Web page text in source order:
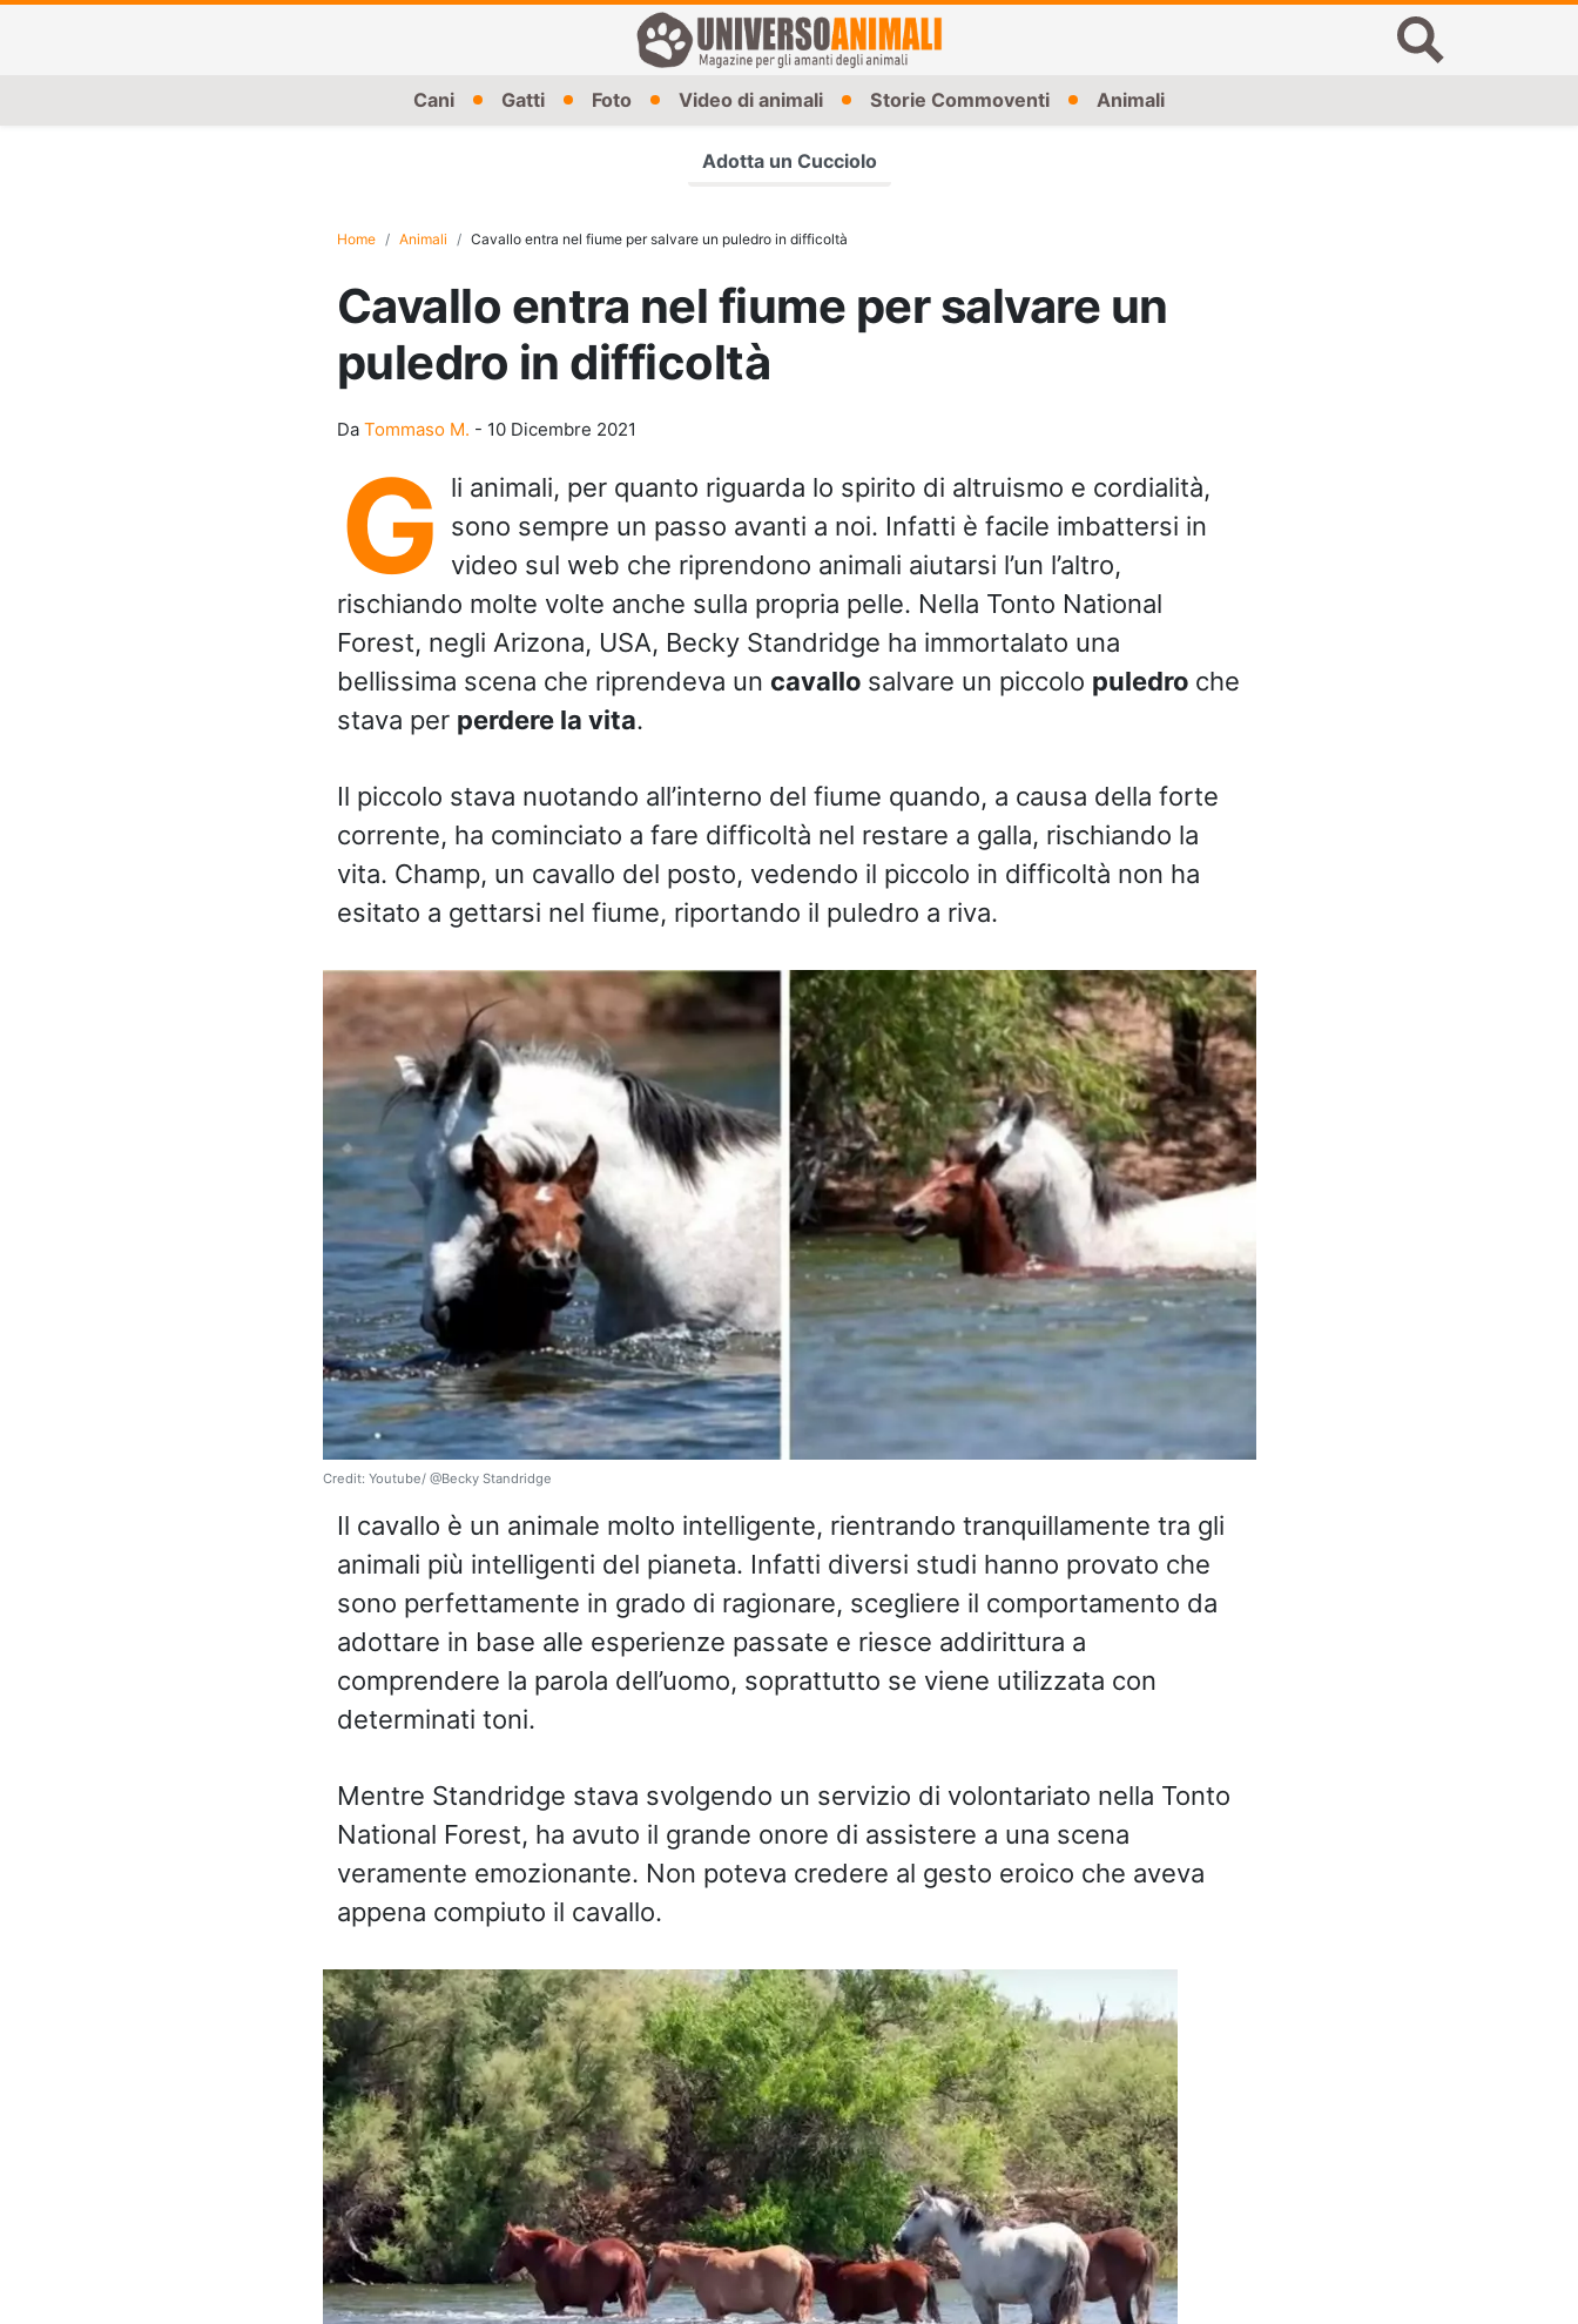
Cani Gatti Foto Video di animali Storie Commoventi Animali
Adotta un Cucciolo
Home Animali Cavallo entra nel fiume per salvare un puledro in difficoltà
Cavallo entra nel fiume per salvare un
puledro in difficoltà
Da Tommaso M. - 10 Dicembre 2021
G
li animali, per quanto riguarda lo spirito di altruismo e cordialità,
sono sempre un passo avanti a noi. Infatti è facile imbattersi in
video sul web che riprendono animali aiutarsi l’un l’altro,
rischiando molte volte anche sulla propria pelle. Nella Tonto National
Forest, negli Arizona, USA, Becky Standridge ha immortalato una
bellissima scena che riprendeva un cavallo salvare un piccolo puledro che
stava per perdere la vita.
Il piccolo stava nuotando all’interno del fiume quando, a causa della forte
corrente, ha cominciato a fare difficoltà nel restare a galla, rischiando la
vita. Champ, un cavallo del posto, vedendo il piccolo in difficoltà non ha
esitato a gettarsi nel fiume, riportando il puledro a riva.
Credit: Youtube/ @Becky Standridge
Il cavallo è un animale molto intelligente, rientrando tranquillamente tra gli
animali più intelligenti del pianeta. Infatti diversi studi hanno provato che
sono perfettamente in grado di ragionare, scegliere il comportamento da
adottare in base alle esperienze passate e riesce addirittura a
comprendere la parola dell’uomo, soprattutto se viene utilizzata con
determinati toni.
Mentre Standridge stava svolgendo un servizio di volontariato nella Tonto
National Forest, ha avuto il grande onore di assistere a una scena
veramente emozionante. Non poteva credere al gesto eroico che aveva
appena compiuto il cavallo.